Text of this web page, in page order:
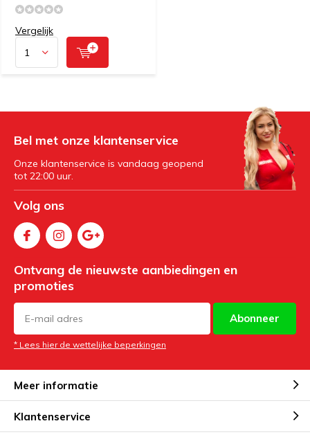
Vergelijk
Bel met onze klantenservice
Onze klantenservice is vandaag geopend
tot 22:00 uur.
Volg ons
Ontvang de nieuwste aanbiedingen en
promoties
Abonneer
* Lees hier de wettelijke beperkingen
Meer informatie
Klantenservice